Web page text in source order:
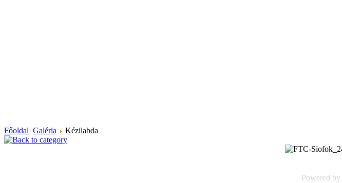
Főoldal Galéria Kézilabda
Powered by